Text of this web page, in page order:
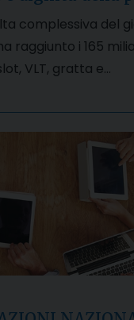
complessiva del
raggiunto i 165
VLT, gratta e…